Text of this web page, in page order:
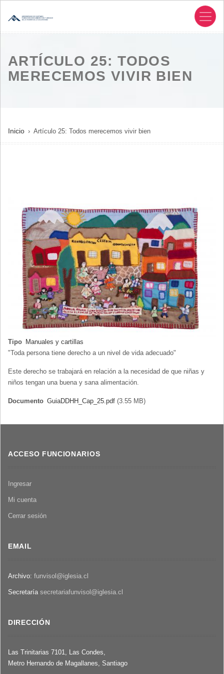
ARTÍCULO 25: TODOS
MERECEMOS VIVIR BIEN
SOBRESCRIBIR
ENLACES
NAVEGACIÓN
Inicio Artículo 25: Todos merecemos vivir bien
Tipo Manuales y cartillas
"Toda persona tiene derecho a un nivel de vida adecuado"
Este derecho se trabajará en relación a la necesidad de que niñas y
niños tengan una buena y sana alimentación.
Documento GuiaDDHH_Cap_25.pdf (3.55 MB)
ACCESO FUNCIONARIOS
Ingresar
Mi cuenta
Cerrar sesión
EMAIL
Archivo: funvisol@iglesia.cl
Secretaría secretariafunvisol@iglesia.cl
DIRECCIÓN
Las Trinitarias 7101, Las Condes,
Metro Hernando de Magallanes, Santiago